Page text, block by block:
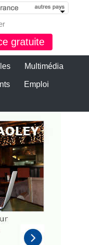
gratuite
Multimédia
Emploi